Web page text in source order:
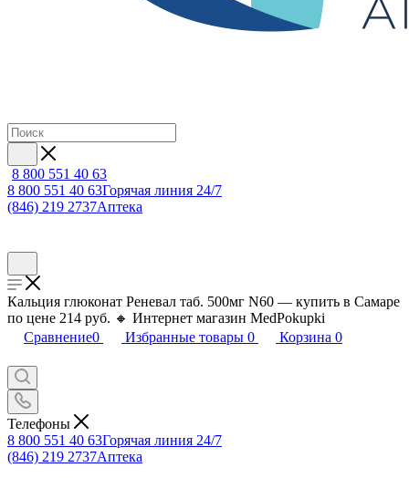
8 800 551 40 63
8 800 551 40 63Горячая линия 24/7
(846) 219 2737Аптека
Кальция глюконат Реневал таб. 500мг N60 — купить в Самаре
по цене 214 руб. 🔸 Интернет магазин MedPokupki
Сравнение0 Избранные товары 0 Корзина 0
Телефоны
8 800 551 40 63Горячая линия 24/7
(846) 219 2737Аптека